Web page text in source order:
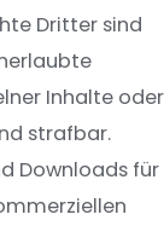
Dritter sind
Inhalte oder
strafbar.
Downloads für